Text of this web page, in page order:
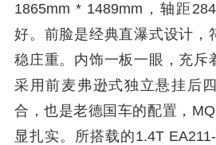
1865mm * 1489mm，轴距
好。前脸是经典直瀑式设计，
稳庄重。内饰一板一眼，充斥
采用前麦弗逊式独立悬挂后
合，也是老德国车的配置，
显扎实。所搭载的1.4T